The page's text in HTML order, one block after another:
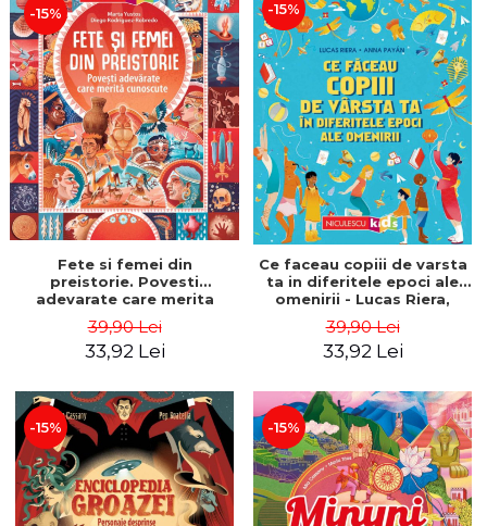
-15%
Fete si femei din
preistorie. Povesti
adevarate care merita
Diego Rodriguez Robredo
39,90 Lei
33,92 Lei
-15%
Ce faceau copiii de varsta
ta in diferitele epoci ale
omenirii - Lucas Riera,
39,90 Lei
33,92 Lei
-15% -15%